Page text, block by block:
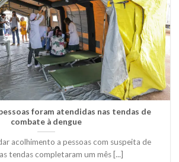
foram atendidas nas tendas de
combate à dengue
acolhimento a pessoas com suspeita de
tendas completaram um mês [...]